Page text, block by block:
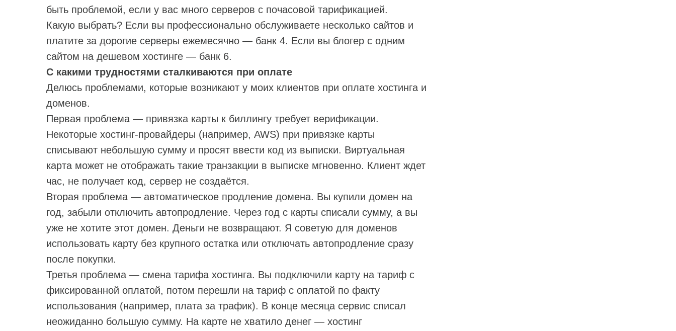
быть проблемой, если у вас много серверов с почасовой тарификацией.
Какую выбрать? Если вы профессионально обслуживаете несколько сайтов и
платите за дорогие серверы ежемесячно — банк 4. Если вы блогер с одним
сайтом на дешевом хостинге — банк 6.
С какими трудностями сталкиваются при оплате
Делюсь проблемами, которые возникают у моих клиентов при оплате хостинга и
доменов.
Первая проблема — привязка карты к биллингу требует верификации.
Некоторые хостинг‑провайдеры (например, AWS) при привязке карты
списывают небольшую сумму и просят ввести код из выписки. Виртуальная
карта может не отображать такие транзакции в выписке мгновенно. Клиент ждет
час, не получает код, сервер не создаётся.
Вторая проблема — автоматическое продление домена. Вы купили домен на
год, забыли отключить автопродление. Через год с карты списали сумму, а вы
уже не хотите этот домен. Деньги не возвращают. Я советую для доменов
использовать карту без крупного остатка или отключать автопродление сразу
после покупки.
Третья проблема — смена тарифа хостинга. Вы подключили карту на тариф с
фиксированной оплатой, потом перешли на тариф с оплатой по факту
использования (например, плата за трафик). В конце месяца сервис списал
неожиданно большую сумму. На карте не хватило денег — хостинг